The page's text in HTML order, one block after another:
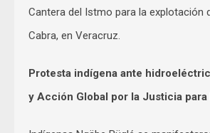
Cantera del Istmo para la explotación
Cabra, en Veracruz.
Protesta indígena ante
y Acción Global por la Justicia